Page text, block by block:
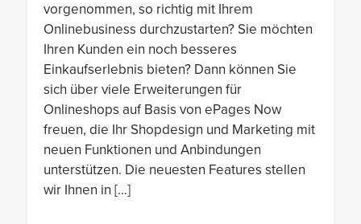
vorgenommen, so richtig mit Ihrem
Onlinebusiness durchzustarten? Sie möchten
Ihren Kunden ein noch besseres
Einkaufserlebnis bieten? Dann können Sie
sich über viele Erweiterungen für
Onlineshops auf Basis von ePages Now
freuen, die Ihr Shopdesign und Marketing mit
neuen Funktionen und Anbindungen
unterstützen. Die neuesten Features stellen
wir Ihnen in […]